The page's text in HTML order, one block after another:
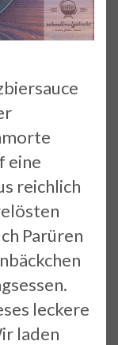
eine
reichlich
Parüren
leckere
laden